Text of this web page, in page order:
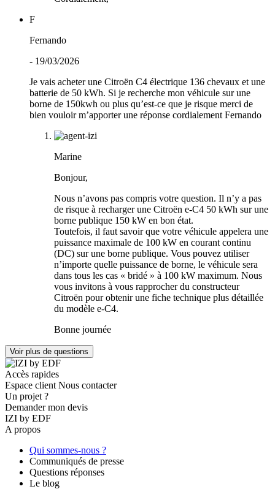
F
Fernando
- 19/03/2026
Je vais acheter une Citroën C4 électrique 136 chevaux et une
batterie de 50 kWh. Si je recherche mon véhicule sur une
borne de 150kwh ou plus qu’est-ce que je risque merci de
bien vouloir m’apporter une réponse cordialement Fernando
Marine
Bonjour,
Nous n’avons pas compris votre question. Il n’y a pas
de risque à recharger une Citroën e-C4 50 kWh sur une
borne publique 150 kW en bon état.
Toutefois, il faut savoir que votre véhicule appelera une
puissance maximale de 100 kW en courant continu
(DC) sur une borne publique. Vous pouvez utiliser
n’importe quelle puissance de borne, le véhicule sera
dans tous les cas « bridé » à 100 kW maximum. Nous
vous invitons à vous rapprocher du constructeur
Citroën pour obtenir une fiche technique plus détaillée
du modèle e-C4.
Bonne journée
Voir plus de questions
Accès rapides
Espace client Nous contacter
Un projet ?
Demander mon devis
IZI by EDF
A propos
Qui sommes-nous ?
Communiqués de presse
Questions réponses
Le blog